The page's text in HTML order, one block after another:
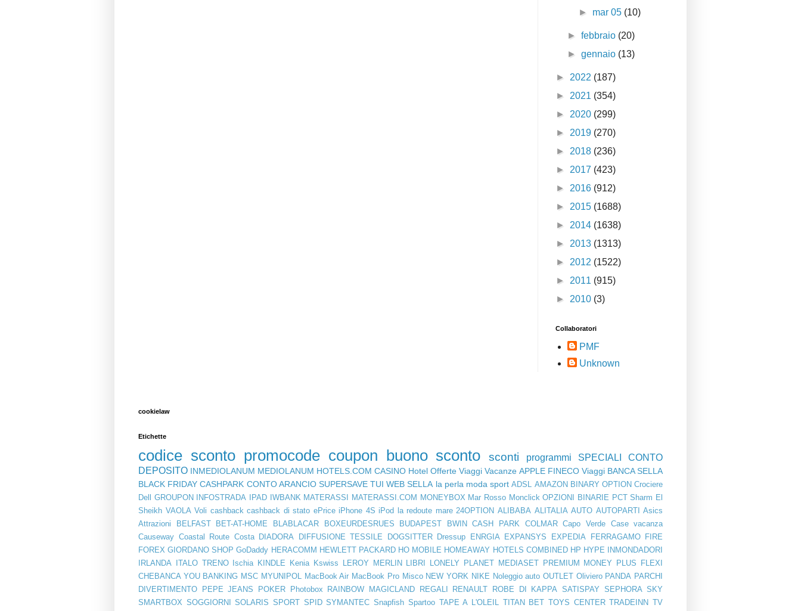
► mar 05 (10)
►febbraio (20)
►gennaio (13)
► 2022 (187)
► 2021 (354)
► 2020 (299)
► 2019 (270)
► 2018 (236)
► 2017 (423)
► 2016 (912)
► 2015 (1688)
► 2014 (1638)
► 2013 (1313)
► 2012 (1522)
► 2011 (915)
► 2010 (3)
Collaboratori
PMF
Unknown
cookielaw
Etichette
codice sconto promocode coupon buono sconto sconti programmi SPECIALI
CONTO
DEPOSITO INMEDIOLANUM MEDIOLANUM HOTELS.COM CASINO Hotel Offerte Viaggi Vacanze APPLE FINECO Viaggi BANCA SELLA
BLACK FRIDAY CASHPARK CONTO ARANCIO SUPERSAVE TUI WEB SELLA la perla moda sport ADSL AMAZON BINARY OPTION Crociere
Dell
GROUPON INFOSTRADA IPAD IWBANK MATERASSI MATERASSI.COM MONEYBOX Mar Rosso Monclick OPZIONI BINARIE PCT Sharm El
Sheikh VAOLA Voli cashback cashback di stato ePrice iPhone 4S iPod la redoute mare 24OPTION ALIBABA ALITALIA AUTO AUTOPARTI
Asics
Attrazioni
BELFAST BET-AT-HOME BLABLACAR BOXEURDESRUES BUDAPEST BWIN CASH PARK COLMAR Capo Verde
Case vacanza
Causeway Coastal Route Costa DIADORA DIFFUSIONE TESSILE DOGSITTER Dressup ENRGIA EXPANSYS EXPEDIA FERRAGAMO
FIRE
FOREX GIORDANO SHOP GoDaddy HERACOMM HEWLETT PACKARD HO MOBILE HOMEAWAY HOTELS COMBINED HP HYPE
INMONDADORI
IRLANDA
ITALO TRENO Ischia KINDLE Kenia Kswiss LEROY MERLIN LIBRI LONELY PLANET MEDIASET PREMIUM
MONEY PLUS FLEXI
CHEBANCA YOU BANKING MSC MYUNIPOL MacBook Air MacBook Pro Misco NEW YORK NIKE Noleggio auto OUTLET Oliviero PANDA PARCHI
DIVERTIMENTO
PEPE JEANS POKER Photobox RAINBOW MAGICLAND REGALI RENAULT ROBE DI KAPPA SATISPAY SEPHORA SKY
SMARTBOX SOGGIORNI SOLARIS SPORT SPID SYMANTEC Snapfish Spartoo TAPE A L'OLEIL TITAN BET TOYS CENTER TRADEINN TV